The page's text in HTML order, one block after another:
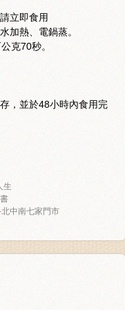
立即食用
加熱、電鍋蒸。
克70秒。
，並於48小時內食用完
生
中南七家門市